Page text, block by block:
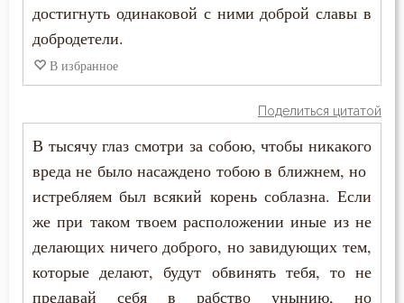
достигнуть одинаковой с ними доброй славы в
добродетели.
В избранное
Поделиться цитатой
В тысячу глаз смотри за собою, чтобы никакого
вреда не было насаждено тобою в ближнем, но
истребляем был всякий корень соблазна. Если
же при таком твоем расположении иные из не
делающих ничего доброго, но завидующих тем,
которые делают, будут обвинять тебя, то не
предавай себя в рабство унынию, но